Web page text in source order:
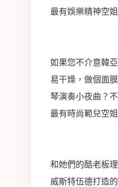
最有娛樂精神空
如果您不介意韓
易干燥，做個面
琴演奏小夜曲？
最有時尚範兒空
和她們的酷老板
威斯特伍德打造